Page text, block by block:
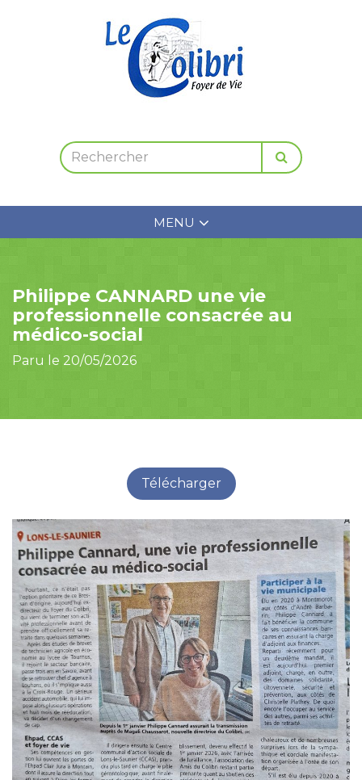
MENU
Philippe CANNARD une vie
professionnelle consacrée au
médico-social
Paru le 20/05/2026
Télécharger